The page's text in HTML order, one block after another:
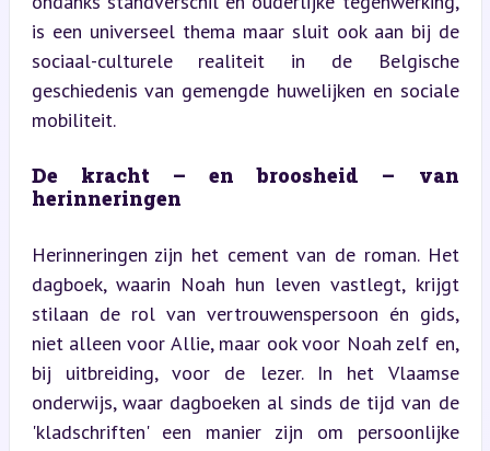
is een universeel thema maar sluit ook aan bij de
sociaal-culturele realiteit in de Belgische
geschiedenis van gemengde huwelijken en sociale
mobiliteit.
De kracht – en broosheid – van
herinneringen
Herinneringen zijn het cement van de roman. Het
dagboek, waarin Noah hun leven vastlegt, krijgt
stilaan de rol van vertrouwenspersoon én gids,
niet alleen voor Allie, maar ook voor Noah zelf en,
bij uitbreiding, voor de lezer. In het Vlaamse
onderwijs, waar dagboeken al sinds de tijd van de
'kladschriften' een manier zijn om persoonlijke